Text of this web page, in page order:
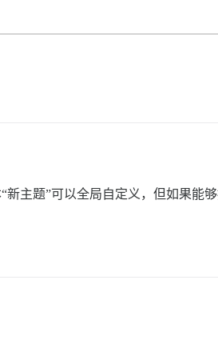
主题”可以全局自定义，但如果能